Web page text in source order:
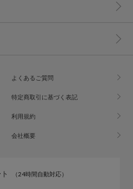
よくあるご質問
特定商取引に基づく表記
利用規約
会社概要
（24時間自動対応）